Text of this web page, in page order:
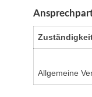
Allgemeine